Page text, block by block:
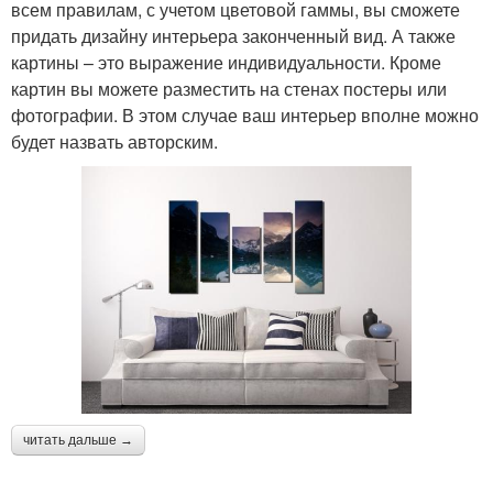
всем правилам, с учетом цветовой гаммы, вы сможете
придать дизайну интерьера законченный вид. А также
картины – это выражение индивидуальности. Кроме
картин вы можете разместить на стенах постеры или
фотографии. В этом случае ваш интерьер вполне можно
будет назвать авторским.
читать дальше →